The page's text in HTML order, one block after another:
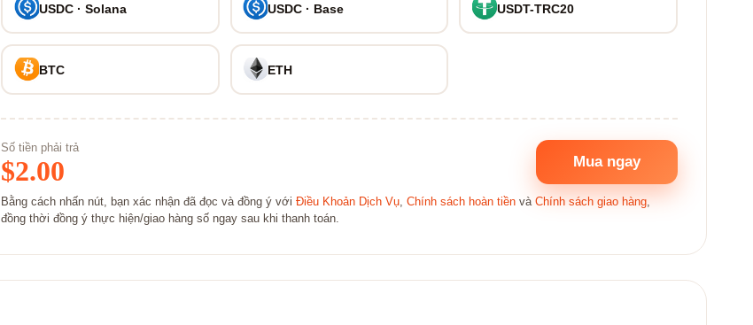
USDC · Solana USDC · Base USDT-TRC20
BTC ETH
Số tiền phải trả
$2.00 Mua ngay
Bằng cách nhấn nút, bạn xác nhận đã đọc và đồng ý với Điều Khoản Dịch Vụ, Chính sách hoàn tiền và Chính sách giao hàng,
đồng thời đồng ý thực hiện/giao hàng số ngay sau khi thanh toán.